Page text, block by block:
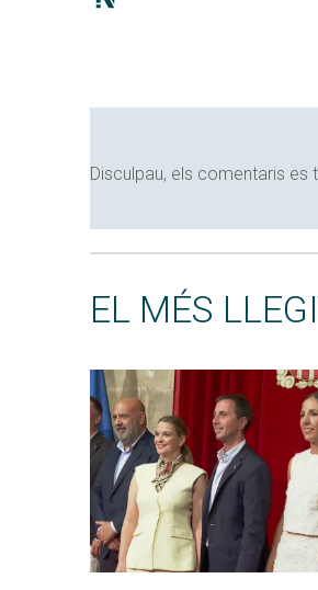
Disculpau, els comentaris es
EL MÉS